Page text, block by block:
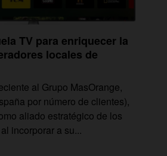
TV para enriquecer la
locales de
al Grupo MasOrange,
por número de clientes),
aliado estratégico de los
incorporar a su...